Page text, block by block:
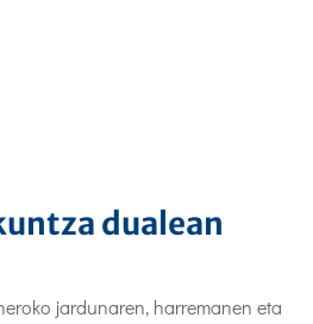
dualean
jardunaren, harremanen eta